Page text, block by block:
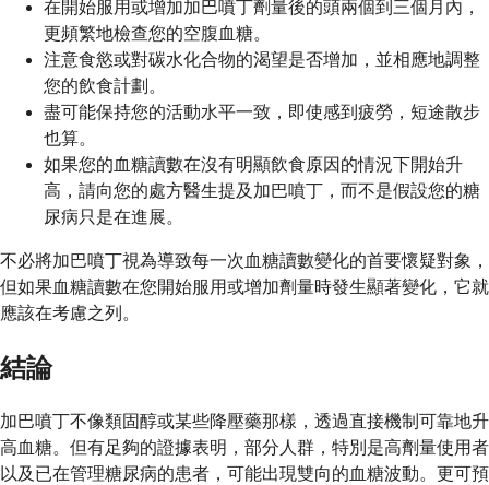
在開始服用或增加加巴噴丁劑量後的頭兩個到三個月內，
更頻繁地檢查您的空腹血糖。
注意食慾或對碳水化合物的渴望是否增加，並相應地調整
您的飲食計劃。
盡可能保持您的活動水平一致，即使感到疲勞，短途散步
也算。
如果您的血糖讀數在沒有明顯飲食原因的情況下開始升
高，請向您的處方醫生提及加巴噴丁，而不是假設您的糖
尿病只是在進展。
不必將加巴噴丁視為導致每一次血糖讀數變化的首要懷疑對象，
但如果血糖讀數在您開始服用或增加劑量時發生顯著變化，它就
應該在考慮之列。
結論
加巴噴丁不像類固醇或某些降壓藥那樣，透過直接機制可靠地升
高血糖。但有足夠的證據表明，部分人群，特別是高劑量使用者
以及已在管理糖尿病的患者，可能出現雙向的血糖波動。更可預